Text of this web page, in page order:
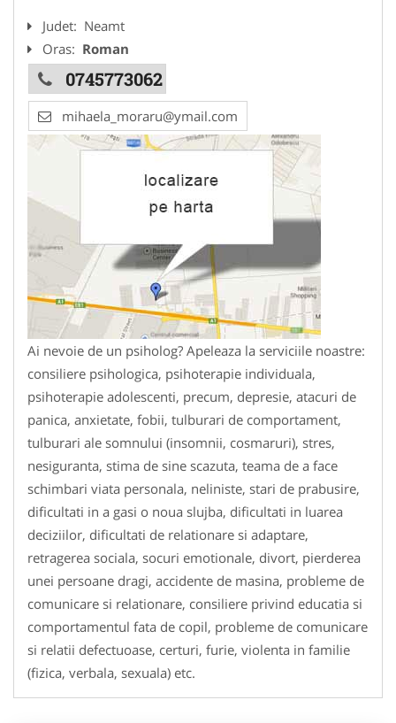
Judet: Neamt
Oras: Roman
0745773062
mihaela_moraru@ymail.com
Ai nevoie de un psiholog? Apeleaza la serviciile noastre:
consiliere psihologica, psihoterapie individuala,
psihoterapie adolescenti, precum, depresie, atacuri de
panica, anxietate, fobii, tulburari de comportament,
tulburari ale somnului (insomnii, cosmaruri), stres,
nesiguranta, stima de sine scazuta, teama de a face
schimbari viata personala, neliniste, stari de prabusire,
dificultati in a gasi o noua slujba, dificultati in luarea
deciziilor, dificultati de relationare si adaptare,
retragerea sociala, socuri emotionale, divort, pierderea
unei persoane dragi, accidente de masina, probleme de
comunicare si relationare, consiliere privind educatia si
comportamentul fata de copil, probleme de comunicare
si relatii defectuoase, certuri, furie, violenta in familie
(fizica, verbala, sexuala) etc.